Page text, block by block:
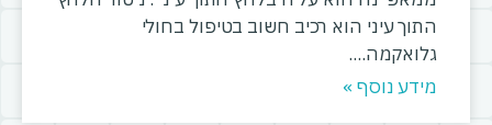
התוך עיני הוא רכיב חשוב בטיפול בחולי
גלואקמה.
מידע נוסף »